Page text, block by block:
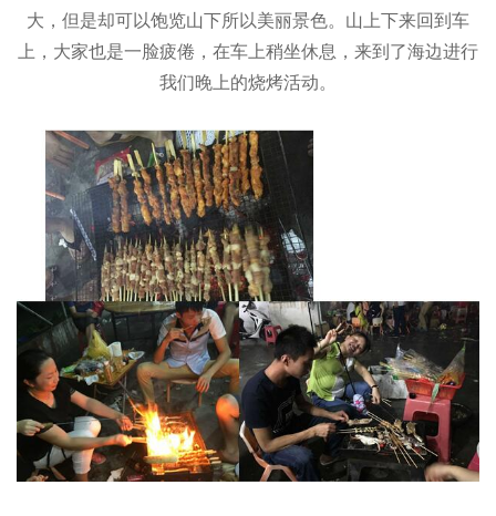
大，但是却可以饱览山下所以美丽景色。山上下来回到车
上，大家也是一脸疲倦，在车上稍坐休息，来到了海边进行
我们晚上的烧烤活动。